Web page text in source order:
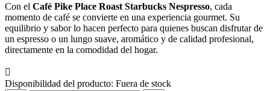
Con el Café Pike Place Roast Starbucks Nespresso, cada
momento de café se convierte en una experiencia gourmet. Su
equilibrio y sabor lo hacen perfecto para quienes buscan disfrutar de
un espresso o un lungo suave, aromático y de calidad profesional,
directamente en la comodidad del hogar.

Disponibilidad del producto: Fuera de stock